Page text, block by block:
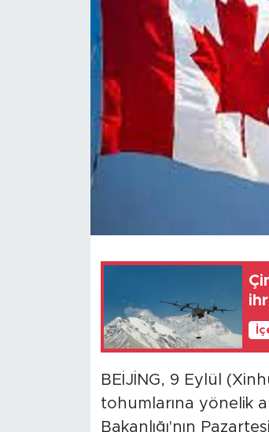
BEİJİNG, 9 Eylül
tohumlarına yönelik
Bakanlığı'nın
Foto Haber